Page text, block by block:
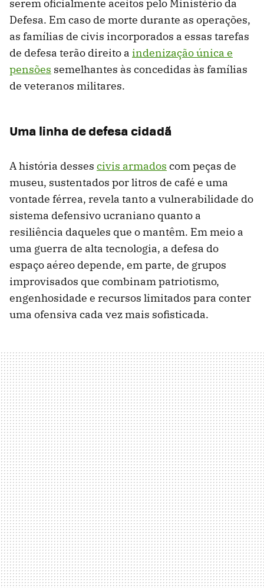
serem oficialmente aceitos pelo Ministério da
Defesa. Em caso de morte durante as operações,
as famílias de civis incorporados a essas tarefas
de defesa terão direito a indenização única e
pensões semelhantes às concedidas às famílias
de veteranos militares.
Uma linha de defesa cidadã
A história desses civis armados com peças de
museu, sustentados por litros de café e uma
vontade férrea, revela tanto a vulnerabilidade do
sistema defensivo ucraniano quanto a
resiliência daqueles que o mantêm. Em meio a
uma guerra de alta tecnologia, a defesa do
espaço aéreo depende, em parte, de grupos
improvisados ​​que combinam patriotismo,
engenhosidade e recursos limitados para conter
uma ofensiva cada vez mais sofisticada.